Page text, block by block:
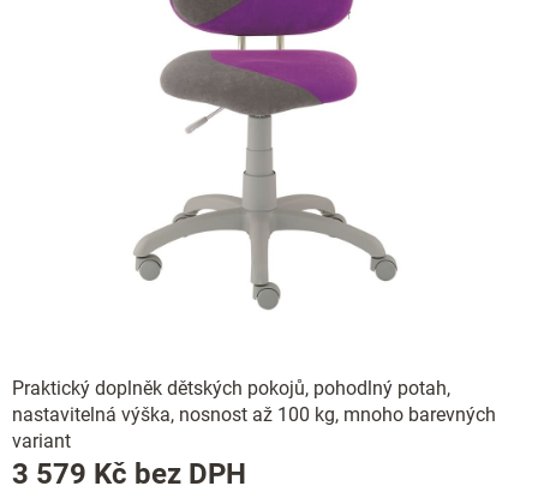
Praktický doplněk dětských pokojů, pohodlný potah,
nastavitelná výška, nosnost až 100 kg, mnoho barevných
variant
3 579 Kč bez DPH